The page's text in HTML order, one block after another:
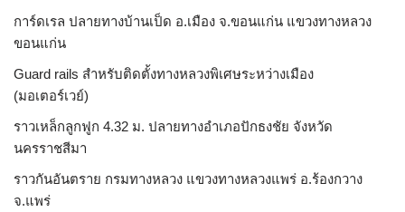
การ์ดเรล ปลายทางบ้านเป็ด อ.เมือง จ.ขอนแก่น แขวงทางหลวง
ขอนแก่น
Guard rails สำหรับติดตั้งทางหลวงพิเศษระหว่างเมือง
(มอเตอร์เวย์)
ราวเหล็กลูกฟูก 4.32 ม. ปลายทางอำเภอปักธงชัย จังหวัด
นครราชสีมา
ราวกันอันตราย กรมทางหลวง แขวงทางหลวงแพร่ อ.ร้องกวาง
จ.แพร่